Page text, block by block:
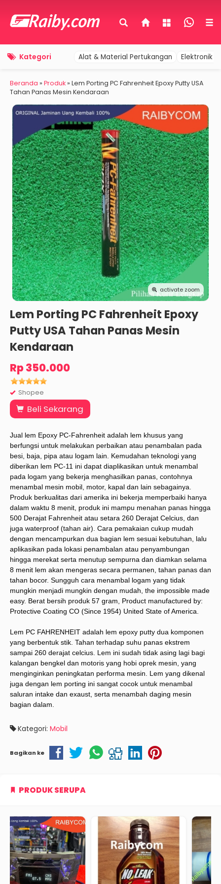
Kategori Alat & Material Pertukangan Elektronik
Beranda » Produk» Lem Porting PC Fahrenheit Epoxy Putty USA
Tahan Panas Mesin Kendaraan
activate zoom
Lem Porting PC Fahrenheit Epoxy
Putty USA Tahan Panas Mesin
Kendaraan
Rp 350.000
Shopee
Beli Sekarang
Jual lem Epoxy PC-Fahrenheit adalah lem khusus yang
berfungsi untuk melakukan perbaikan atau penambalan pada
besi, baja, pipa atau logam lain. Kemudahan teknologi yang
diberikan lem PC-11 ini dapat diaplikasikan untuk menambal
pada logam yang bekerja menghasilkan panas, contohnya
menambal mesin mobil, motor, kapal dan lain sebagainya.
Produk berkualitas dari amerika ini bekerja memperbaiki hanya
dalam waktu 8 menit, produk ini mampu menahan panas hingga
500 Derajat Fahrenheit atau setara 260 Derajat Celcius, dan
juga waterproof (tahan air). Cara pemakaian cukup mudah
dengan mencampurkan dua bagian lem sesuai kebutuhan, lalu
aplikasikan pada lokasi penambalan atau penyambungan
hingga merekat serta menutup sempurna dan diamkan selama
8 menit lem akan mengeras secara permanen, tahan panas dan
tahan bocor. Sungguh cara menambal logam yang tidak
mungkin menjadi mungkin dengan mudah, the impossible made
easy. Berat bersih produk 57 gram, Product manufactured by:
Protective Coating CO (Since 1954) United State of America.
Lem PC FAHRENHEIT adalah lem epoxy putty dua komponen
yang berbentuk stik. Tahan terhadap suhu panas ekstrem
sampai 260 derajat celcius. Lem ini sudah tidak asing lagi bagi
kalangan bengkel dan motoris yang hobi oprek mesin, yang
menginginkan peningkatan performa mesin. Lem yang dikenal
juga dengan lem porting ini sangat cocok untuk menambal
saluran intake dan exaust, serta menambah daging mesin
bagian dalam.
Kategori: Mobil
Bagikan ke
PRODUK SERUPA